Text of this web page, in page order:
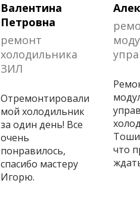
Валентина
Петровна
ремонт
холодильника
ЗИЛ
Отремонтировали
мой холодильник
за один день! Все
очень
понравилось,
спасибо мастеру
Игорю.
что